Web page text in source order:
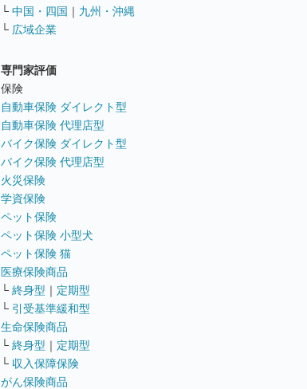
└ 中国・四国 ｜ 九州・沖縄
└ 広域企業
専門家評価
保険
自動車保険 ダイレクト型
自動車保険 代理店型
バイク保険 ダイレクト型
バイク保険 代理店型
火災保険
学資保険
ペット保険
ペット保険 小型犬
ペット保険 猫
医療保険商品
└ 終身型 ｜ 定期型
└ 引受基準緩和型
生命保険商品
└ 終身型 ｜ 定期型
└ 収入保障保険
がん保険商品